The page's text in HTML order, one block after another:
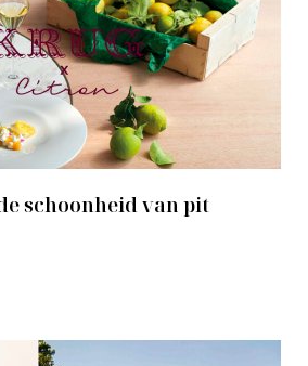
schoonheid van pit